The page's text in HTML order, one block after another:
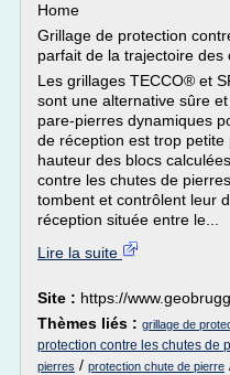
Home
Grillage de protection
parfait de la trajectoire des
Les grillages TECCO® et
sont une alternative sûre
pare-pierres dynamiques
de réception est trop
hauteur des blocs
contre les chutes de
tombent et contrôlent leur
réception située entre le...
Lire la suite
Site : https://
Thèmes liés : grillage de
protection contre les chutes de
pierres / protection chute de pierre